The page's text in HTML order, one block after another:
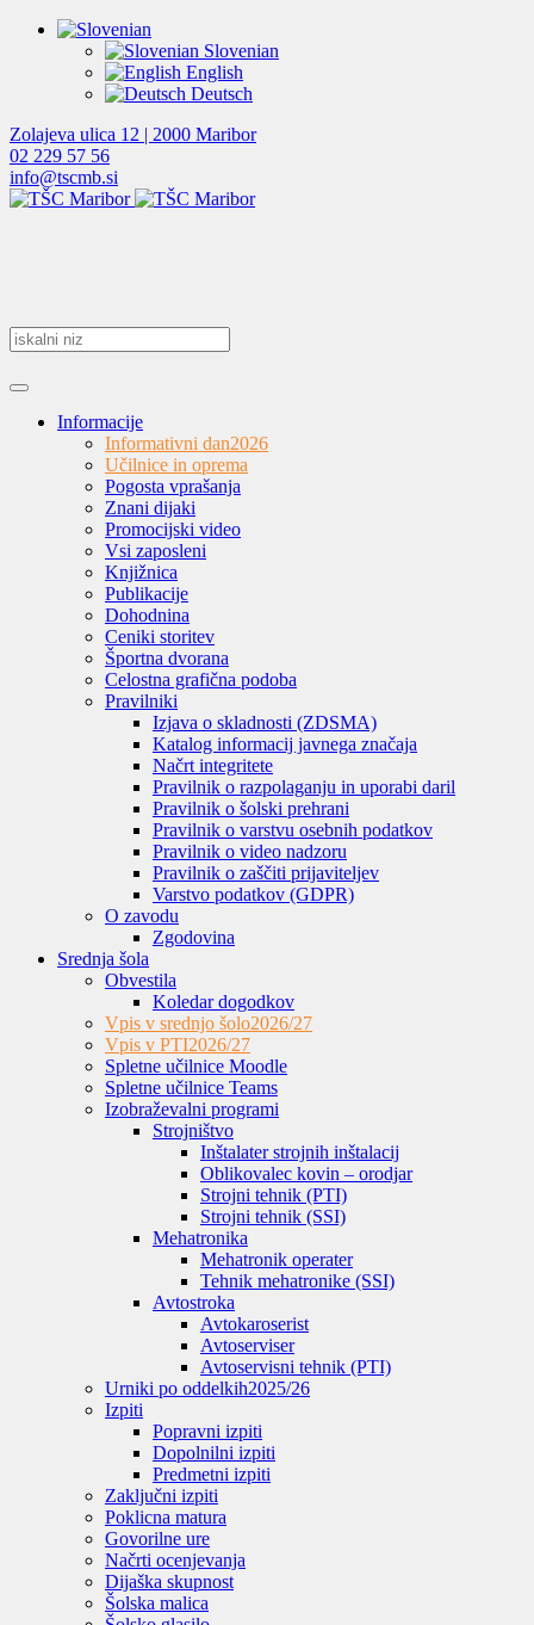
Slovenian
English
Deutsch
Zolajeva ulica 12 | 2000 Maribor
02 229 57 56
info@tscmb.si
Informacije
Informativni dan2026
Učilnice in oprema
Pogosta vprašanja
Znani dijaki
Promocijski video
Vsi zaposleni
Knjižnica
Publikacije
Dohodnina
Ceniki storitev
Športna dvorana
Celostna grafična podoba
Pravilniki
Izjava o skladnosti (ZDSMA)
Katalog informacij javnega značaja
Načrt integritete
Pravilnik o razpolaganju in uporabi daril
Pravilnik o šolski prehrani
Pravilnik o varstvu osebnih podatkov
Pravilnik o video nadzoru
Pravilnik o zaščiti prijaviteljev
Varstvo podatkov (GDPR)
O zavodu
Zgodovina
Srednja šola
Obvestila
Koledar dogodkov
Vpis v srednjo šolo2026/27
Vpis v PTI2026/27
Spletne učilnice Moodle
Spletne učilnice Teams
Izobraževalni programi
Strojništvo
Inštalater strojnih inštalacij
Oblikovalec kovin – orodjar
Strojni tehnik (PTI)
Strojni tehnik (SSI)
Mehatronika
Mehatronik operater
Tehnik mehatronike (SSI)
Avtostroka
Avtokaroserist
Avtoserviser
Avtoservisni tehnik (PTI)
Urniki po oddelkih2025/26
Izpiti
Popravni izpiti
Dopolnilni izpiti
Predmetni izpiti
Zaključni izpiti
Poklicna matura
Govorilne ure
Načrti ocenjevanja
Dijaška skupnost
Šolska malica